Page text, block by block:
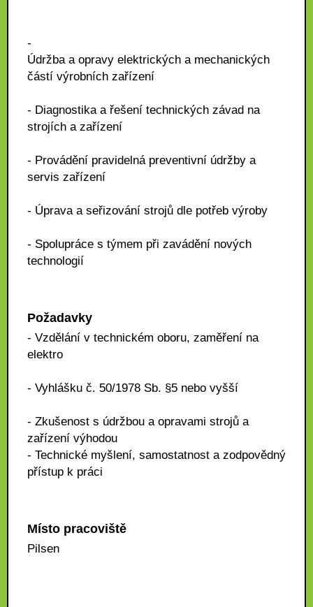
-
Údržba a opravy elektrických a mechanických
částí výrobních zařízení
- Diagnostika a řešení technických závad na
strojích a zařízení
- Provádění pravidelná preventivní údržby a
servis zařízení
- Úprava a seřizování strojů dle potřeb výroby
- Spolupráce s týmem při zavádění nových
technologií
Požadavky
- Vzdělání v technickém oboru, zaměření na
elektro
- Vyhlášku č. 50/1978 Sb. §5 nebo vyšší
- Zkušenost s údržbou a opravami strojů a
zařízení výhodou
- Technické myšlení, samostatnost a zodpovědný
přístup k práci
Místo pracoviště
Pilsen